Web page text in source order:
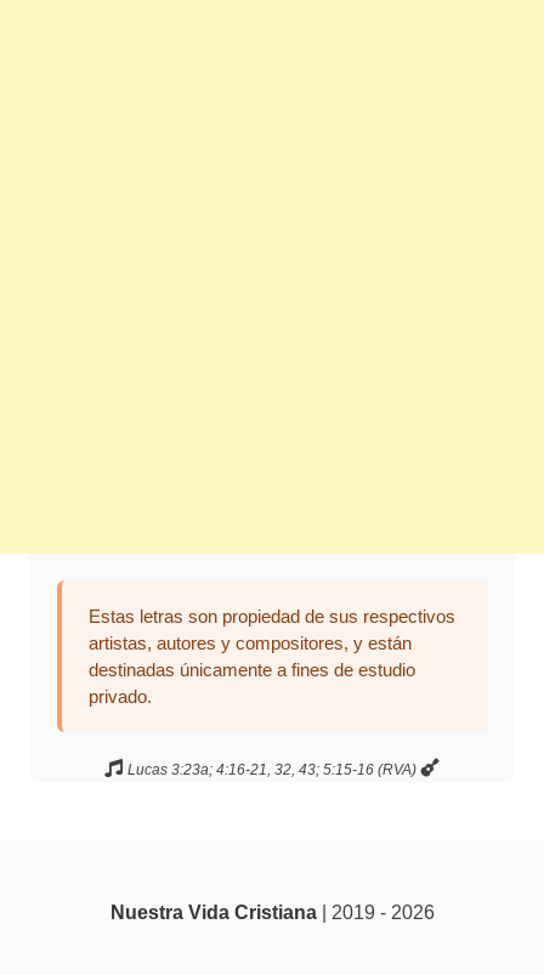
Estas letras son propiedad de sus respectivos
artistas, autores y compositores, y están
destinadas únicamente a fines de estudio
privado.
Lucas 3:23a; 4:16-21, 32, 43; 5:15-16 (RVA)
Nuestra Vida Cristiana| 2019 - 2026